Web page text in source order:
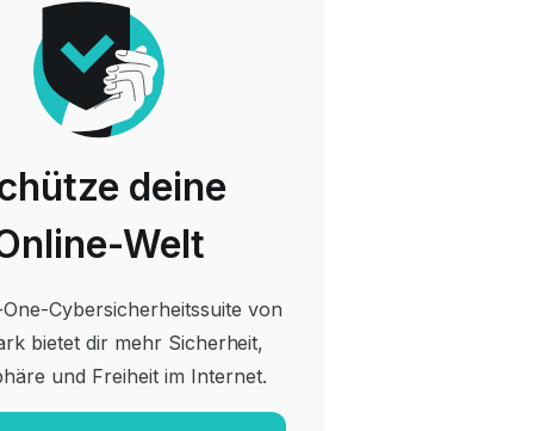
deine
Welt
Cybersicherheitssuite von
bietet dir mehr Sicherheit,
und Freiheit im Internet.